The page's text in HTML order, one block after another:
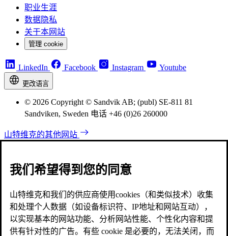
职业生涯
数据隐私
关于本网站
管理 cookie
LinkedIn Facebook Instagram Youtube
更改语言
© 2026 Copyright © Sandvik AB; (publ) SE-811 81
Sandviken, Sweden 电话 +46 (0)26 260000
山特维克的其他网站
我们希望得到您的同意
山特维克和我们的供应商使用cookies（和类似技术）收集
和处理个人数据（如设备标识符、IP地址和网站互动），
以实现基本的网站功能、分析网站性能、个性化内容和提
供有针对性的广告。有些 cookie 是必要的，无法关闭，而